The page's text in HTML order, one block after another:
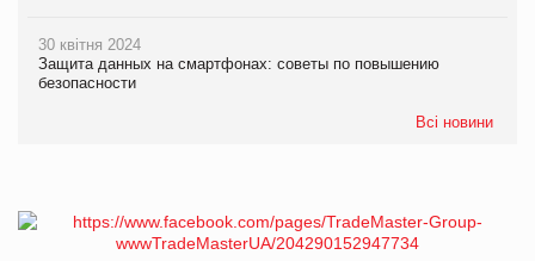
30 квітня 2024
Защита данных на смартфонах: советы по повышению
безопасности
Всі новини